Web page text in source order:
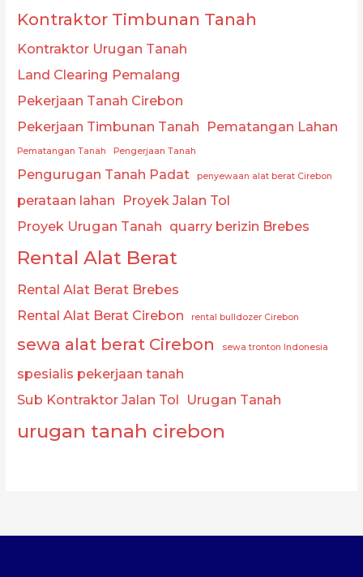
Kontraktor Timbunan Tanah
Kontraktor Urugan Tanah
Land Clearing Pemalang
Pekerjaan Tanah Cirebon
Pekerjaan Timbunan Tanah Pematangan Lahan
Pematangan Tanah Pengerjaan Tanah
Pengurugan Tanah Padat penyewaan alat berat Cirebon
perataan lahan Proyek Jalan Tol
Proyek Urugan Tanah quarry berizin Brebes
Rental Alat Berat
Rental Alat Berat Brebes
Rental Alat Berat Cirebon
rental bulldozer Cirebon
sewa alat berat Cirebon sewa tronton Indonesia
spesialis pekerjaan tanah
Sub Kontraktor Jalan Tol Urugan Tanah
urugan tanah cirebon